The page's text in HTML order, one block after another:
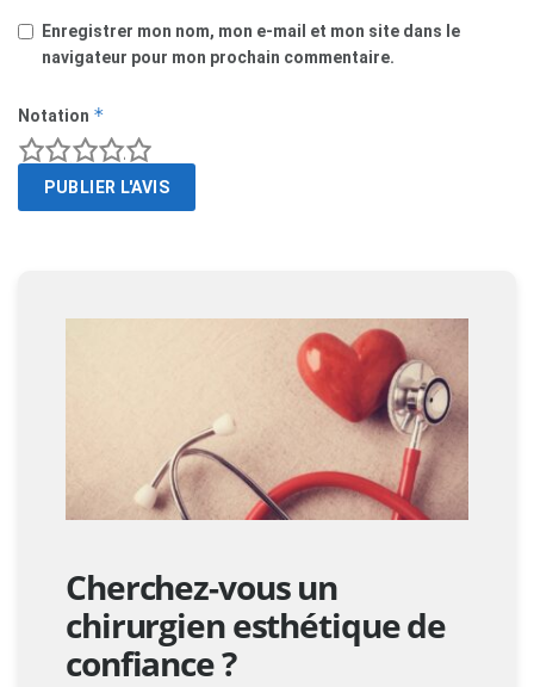
Enregistrer mon nom, mon e-mail et mon site dans le
navigateur pour mon prochain commentaire.
Notation *
5
4
3
2
1
Cherchez-vous un
chirurgien esthétique de
confiance ?